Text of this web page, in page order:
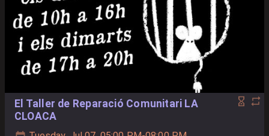
El Taller de Reparació Comunitari LA
CLOACA